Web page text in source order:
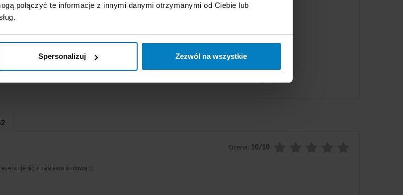
połączyć te informacje z innymi danymi otrzymanymi od Ciebie lub
Spersonalizuj Zezwól na wszystkie
Ocena: 10/10
się z zastawą stołową :)